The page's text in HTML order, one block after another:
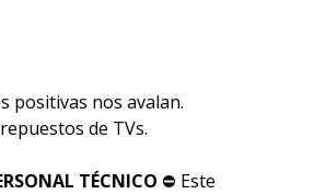
positivas nos avalan.
de TVs.
TÉCNICO ⛔ Este